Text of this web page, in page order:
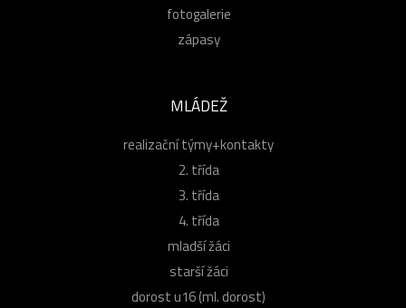
fotogalerie
zápasy
MLÁDEŽ
realizační týmy+kontakty
2. třída
3. třída
4. třída
mladší žáci
starší žáci
dorost u16 (ml. dorost)